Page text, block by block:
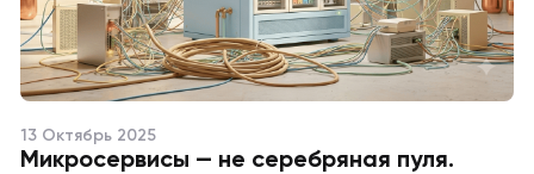
13 Октябрь 2025
Микросервисы — не серебряная пуля.